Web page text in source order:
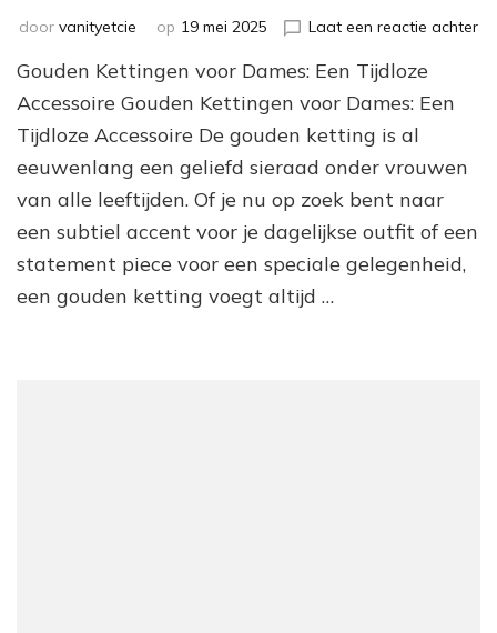
door vanityetcie op 19 mei 2025 Laat een reactie achterop
Gouden Kettingen voor Dames: Een Tijdloze
Accessoire Gouden Kettingen voor Dames: Een
Tijdloze Accessoire De gouden ketting is al
eeuwenlang een geliefd sieraad onder vrouwen
van alle leeftijden. Of je nu op zoek bent naar
een subtiel accent voor je dagelijkse outfit of een
statement piece voor een speciale gelegenheid,
een gouden ketting voegt altijd …